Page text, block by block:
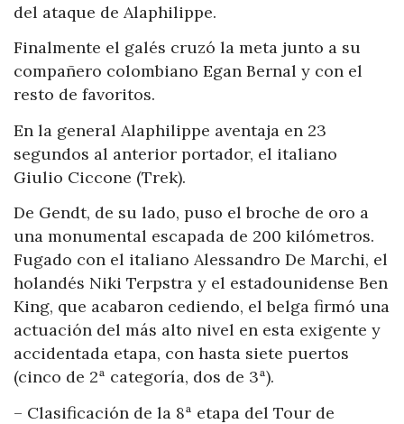
del ataque de Alaphilippe.
Finalmente el galés cruzó la meta junto a su
compañero colombiano Egan Bernal y con el
resto de favoritos.
En la general Alaphilippe aventaja en 23
segundos al anterior portador, el italiano
Giulio Ciccone (Trek).
De Gendt, de su lado, puso el broche de oro a
una monumental escapada de 200 kilómetros.
Fugado con el italiano Alessandro De Marchi, el
holandés Niki Terpstra y el estadounidense Ben
King, que acabaron cediendo, el belga firmó una
actuación del más alto nivel en esta exigente y
accidentada etapa, con hasta siete puertos
(cinco de 2ª categoría, dos de 3ª).
– Clasificación de la 8ª etapa del Tour de